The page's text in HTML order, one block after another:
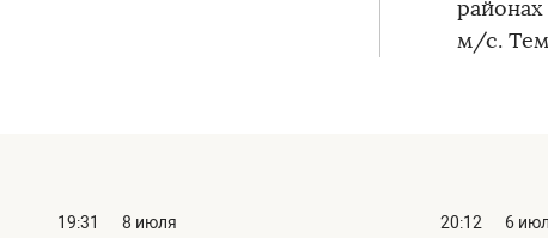
м/с.
19:31
8 июля
20:12
6